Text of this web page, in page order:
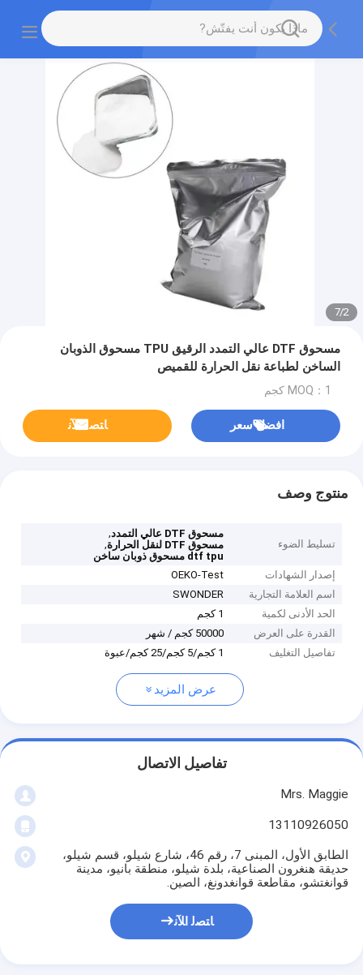
2
/
7
مسحوق DTF عالي التمدد الرقيق TPU مسحوق الذوبان
الساخن لطباعة نقل الحرارة للقميص
MOQ：1 كجم
افضل سعر ﺎﺘﺼﻟ ﺍﻶﻧ
منتوج وصف
تسليط الضوء
مسحوق DTF عالي التمدد
,
مسحوق DTF لنقل الحرارة
,
dtf tpu مسحوق ذوبان ساخن
إصدار الشهادات
OEKO-Test
اسم العلامة التجارية
SWONDER
الحد الأدنى لكمية
1 كجم
القدرة على العرض
50000 كجم / شهر
تفاصيل التغليف
1 كجم/5 كجم/25 كجم/عبوة
عرض المزيد
تفاصيل الاتصال
Mrs. Maggie
13110926050
الطابق الأول، المبنى 7، رقم 46، شارع شيلو، قسم شيلو،
حديقة هنغرون الصناعية، بلدة شيلو، منطقة بانيو، مدينة
قوانغتشو، مقاطعة قوانغدونغ، الصين.
ﺎﺘﺼﻟ ﺍﻶﻧ